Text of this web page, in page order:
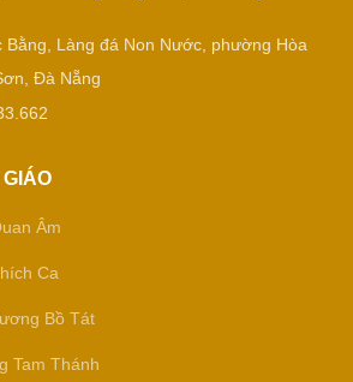
Làng đá Non Nước, phường Hòa
Đà Nẵng
Âm
Ca
Bồ Tát
Tam Thánh